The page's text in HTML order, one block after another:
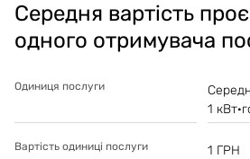
Середня вартість
одного отримувача
Одиниця послуги
1
Вартість одиниці послуги 1 ГРН